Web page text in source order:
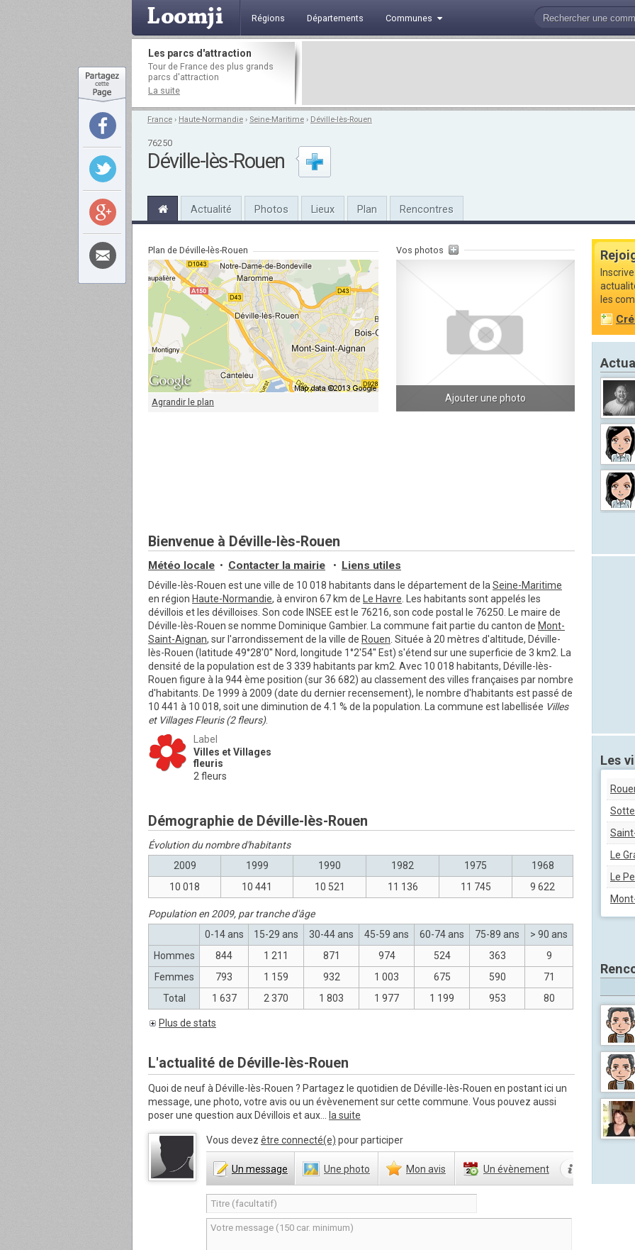
Régions Départements Communes
Les parcs d'attraction
Tour de France des plus grands
parcs d'attraction
La suite
France › Haute-Normandie › Seine-Maritime › Déville-lès-Rouen
76250
Déville-lès-Rouen
Actualité Photos Lieux Plan Rencontres
Plan de Déville-lès-Rouen
Agrandir le plan
Vos photos
Ajouter une photo
Bienvenue à Déville-lès-Rouen
Météo locale • Contacter la mairie • Liens utiles
Déville-lès-Rouen est une ville de 10 018 habitants dans le département de la Seine-Maritime
en région Haute-Normandie, à environ 67 km de Le Havre . Les habitants sont appelés les
dévillois et les dévilloises. Son code INSEE est le 76216, son code postal le 76250. Le maire de
Déville-lès-Rouen se nomme Dominique Gambier. La commune fait partie du canton de Mont-
Saint-Aignan, sur l'arrondissement de la ville de Rouen . Située à 20 mètres d'altitude, Déville-
lès-Rouen (latitude 49°28'0'' Nord, longitude 1°2'54'' Est) s'étend sur une superficie de 3 km2. La
densité de la population est de 3 339 habitants par km2. Avec 10 018 habitants, Déville-lès-
Rouen figure à la 944 ème position (sur 36 682) au classement des villes françaises par nombre
d'habitants. De 1999 à 2009 (date du dernier recensement), le nombre d'habitants est passé de
10 441 à 10 018, soit une diminution de 4.1 % de la population. La commune est labellisée Villes
et Villages Fleuris (2 fleurs).
Label
Villes et Villages
fleuris
2 fleurs
Démographie de Déville-lès-Rouen
Évolution du nombre d'habitants
2009
1999 1990 1982 1975
1968
10 018
10 441 10 521 11 136 11 745 9 622
Population en 2009, par tranche d'âge
0-14 ans
15-29 ans 30-44 ans 45-59 ans 60-74 ans 75-89 ans
> 90 ans
Hommes
844 1 211 871 974 524 363
9
Femmes
793 1 159 932 1 003 675 590
71
Total
1 637 2 370 1 803 1 977 1 199 953 80
Plus de stats
L'actualité de Déville-lès-Rouen
Quoi de neuf à Déville-lès-Rouen ? Partagez le quotidien de Déville-lès-Rouen en postant ici un
message, une photo, votre avis ou un évèvenement sur cette commune. Vous pouvez aussi
poser une question aux Dévillois et aux...
la suite
Vous devez être connecté(e) pour participer
Un message Une photo Mon avis Un évènement
les
Les
Le
Le